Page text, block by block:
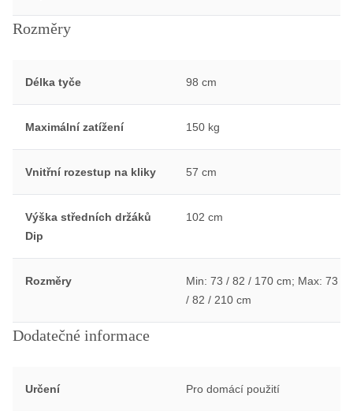
Rozměry
Délka tyče 98 cm
Maximální zatížení 150 kg
Vnitřní rozestup na kliky 57 cm
Výška středních držáků
Dip
102 cm
Rozměry
Min: 73 / 82 / 170 cm; Max: 73
/ 82 / 210 cm
Dodatečné informace
Určení Pro domácí použití